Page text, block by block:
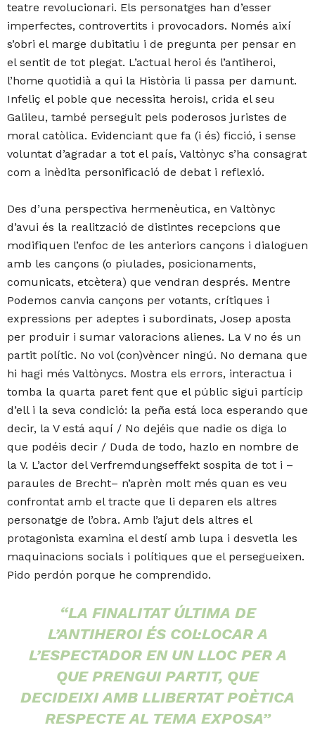
teatre revolucionari. Els personatges han d’esser
imperfectes, controvertits i provocadors. Només així
s’obri el marge dubitatiu i de pregunta per pensar en
el sentit de tot plegat. L’actual heroi és l’antiheroi,
l’home quotidià a qui la Història li passa per damunt.
Infeliç el poble que necessita herois!, crida el seu
Galileu, també perseguit pels poderosos juristes de
moral catòlica. Evidenciant que fa (i és) ficció, i sense
voluntat d’agradar a tot el país, Valtònyc s’ha consagrat
com a inèdita personificació de debat i reflexió.
Des d’una perspectiva hermenèutica, en Valtònyc
d’avui és la realització de distintes recepcions que
modifiquen l’enfoc de les anteriors cançons i dialoguen
amb les cançons (o piulades, posicionaments,
comunicats, etcètera) que vendran després. Mentre
Podemos canvia cançons per votants, crítiques i
expressions per adeptes i subordinats, Josep aposta
per produir i sumar valoracions alienes. La V no és un
partit polític. No vol (con)vèncer ningú. No demana que
hi hagi més Valtònycs. Mostra els errors, interactua i
tomba la quarta paret fent que el públic sigui partícip
d’ell i la seva condició: la peña está loca esperando que
decir, la V está aquí / No dejéis que nadie os diga lo
que podéis decir / Duda de todo, hazlo en nombre de
la V. L’actor del Verfremdungseffekt sospita de tot i –
paraules de Brecht– n’aprèn molt més quan es veu
confrontat amb el tracte que li deparen els altres
personatge de l’obra. Amb l’ajut dels altres el
protagonista examina el destí amb lupa i desvetla les
maquinacions socials i polítiques que el persegueixen.
Pido perdón porque he comprendido.
“LA FINALITAT ÚLTIMA DE
L’ANTIHEROI ÉS COL·LOCAR A
L’ESPECTADOR EN UN LLOC PER A
QUE PRENGUI PARTIT, QUE
DECIDEIXI AMB LLIBERTAT POÈTICA
RESPECTE AL TEMA EXPOSA”